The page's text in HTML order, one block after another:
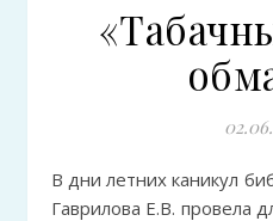
В дни летних каникул библиотекарь филиала № 5
Гаврилова Е.В.